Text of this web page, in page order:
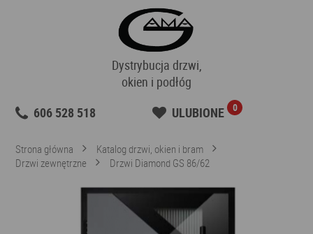
Dystrybucja drzwi,
okien i podłóg
606 528 518
ULUBIONE 0
Strona główna
Katalog drzwi, okien i bram
Drzwi zewnętrzne
Drzwi Diamond GS 86/62